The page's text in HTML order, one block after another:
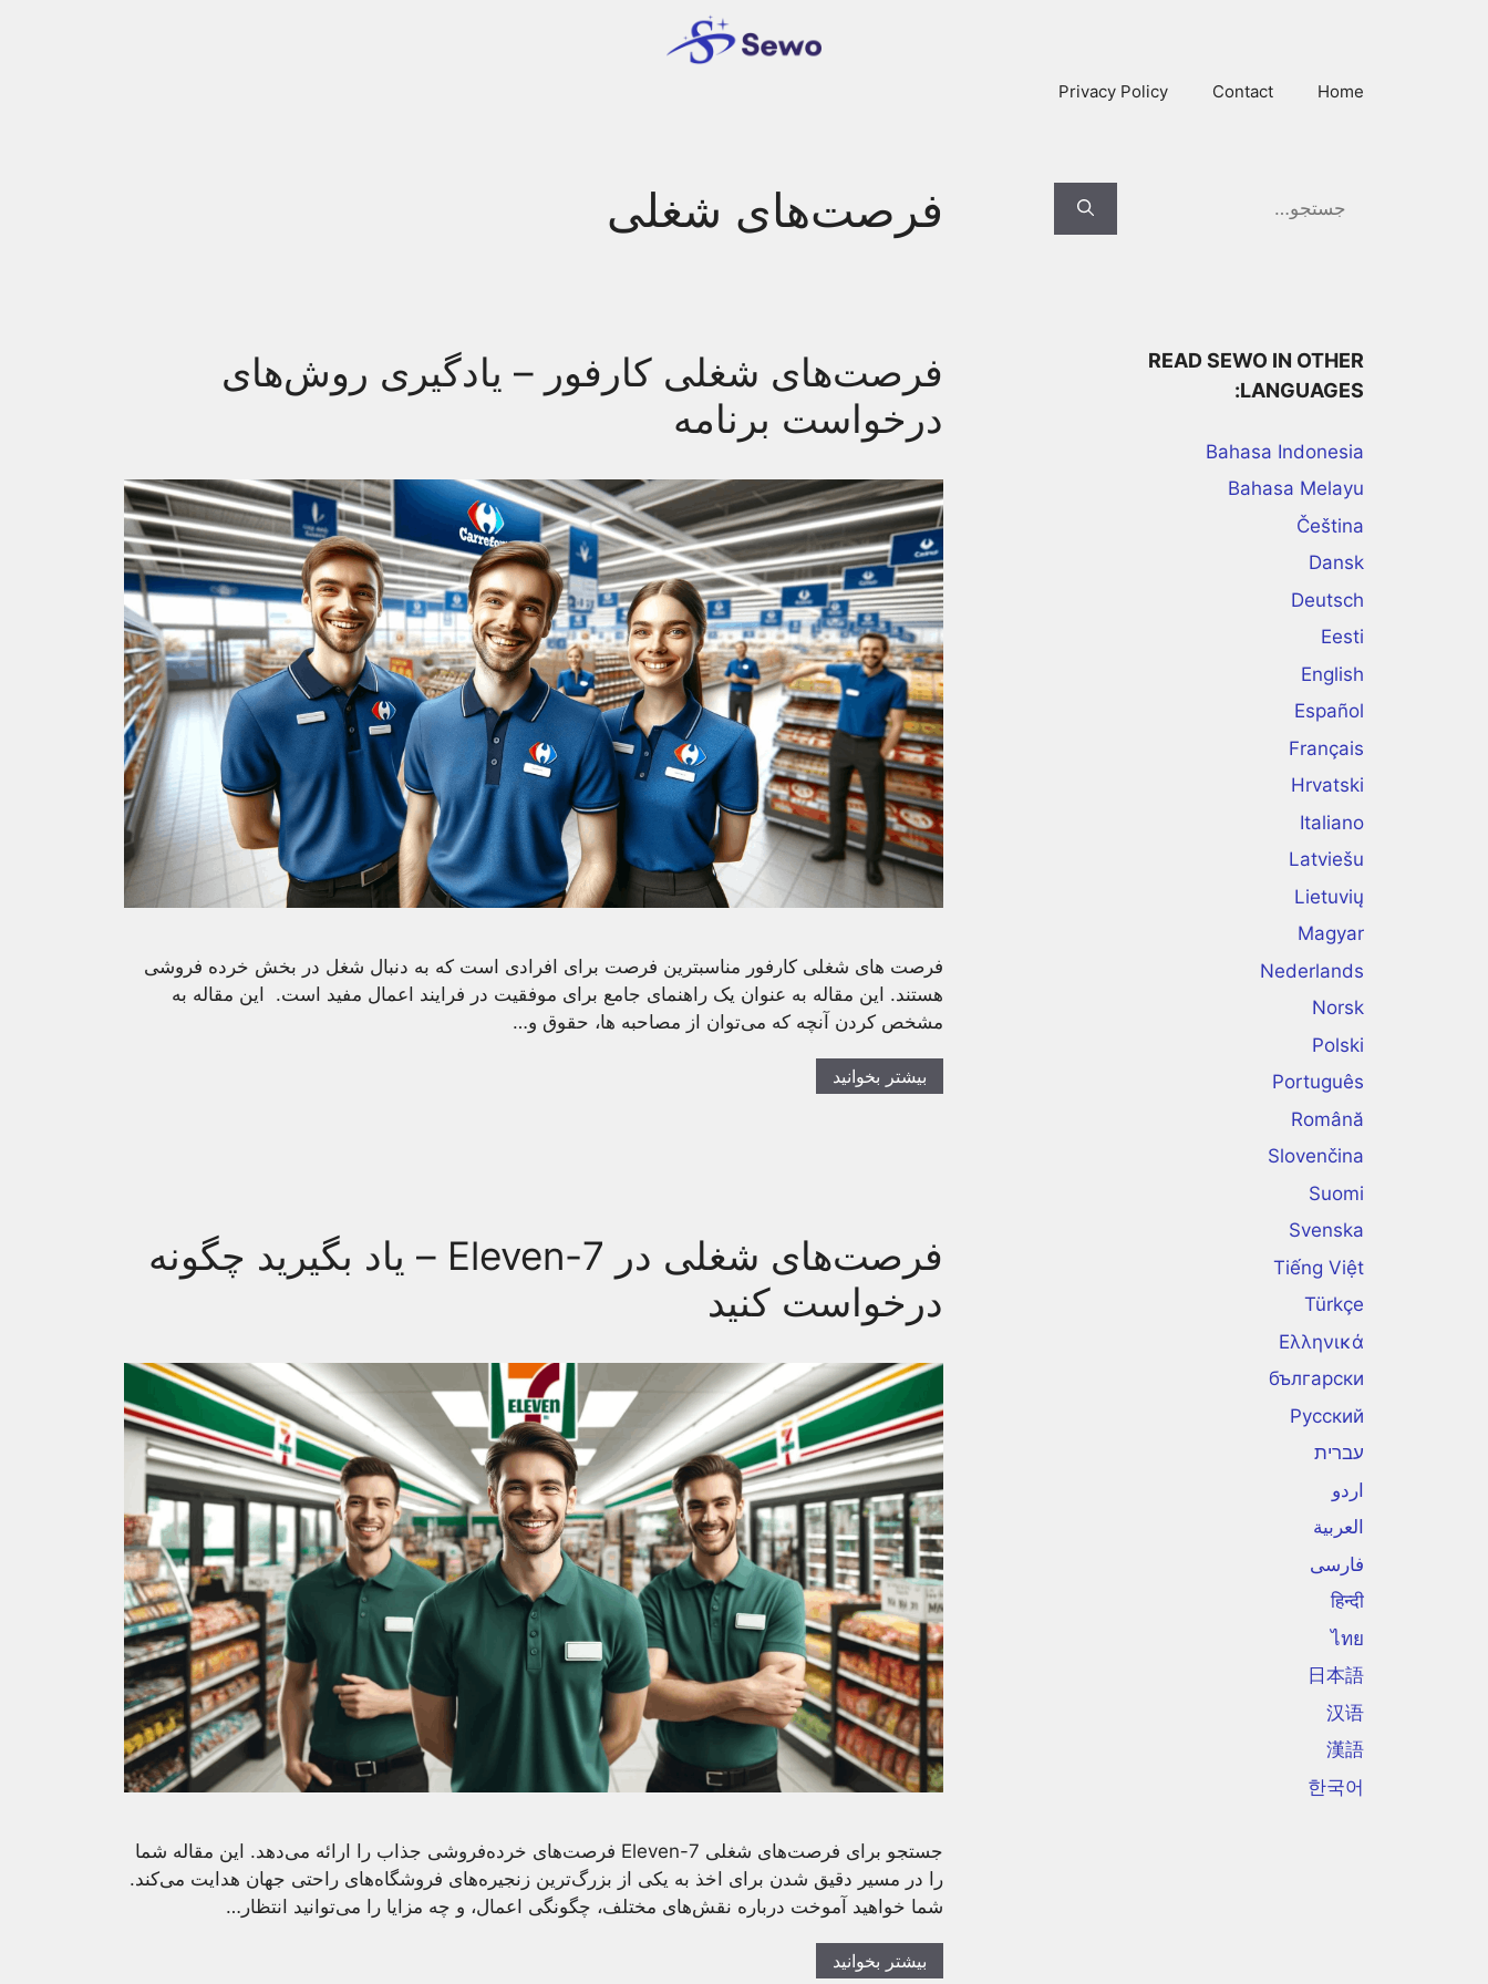
Home
Contact
Privacy Policy
فرصت‌های شغلی
فرصت‌های شغلی کارفور – یادگیری روش‌های
درخواست برنامه
فرصت های شغلی کارفور مناسبترین فرصت برای افرادی است که به دنبال شغل در بخش خرده فروشی
هستند. این مقاله به عنوان یک راهنمای جامع برای موفقیت در فرایند اعمال مفید است. این مقاله به
مشخص کردن آنچه که می‌توان از مصاحبه ها، حقوق و…
بیشتر بخوانید
فرصت‌های شغلی در 7-Eleven – یاد بگیرید چگونه
درخواست کنید
جستجو برای فرصت‌های شغلی 7-Eleven فرصت‌های خرده‌فروشی جذاب را ارائه می‌دهد. این مقاله شما
را در مسیر دقیق شدن برای اخذ به یکی از بزرگ‌ترین زنجیره‌های فروشگاه‌های راحتی جهان هدایت می‌کند.
شما خواهید آموخت درباره نقش‌های مختلف، چگونگی اعمال، و چه مزایا را می‌توانید انتظار…
بیشتر بخوانید
READ SEWO IN OTHER
LANGUAGES:
Bahasa Indonesia
Bahasa Melayu
Čeština
Dansk
Deutsch
Eesti
English
Español
Français
Hrvatski
Italiano
Latviešu
Lietuvių
Magyar
Nederlands
Norsk
Polski
Português
Română
Slovenčina
Suomi
Svenska
Tiếng Việt
Türkçe
Ελληνικά
български
Русский
עברית
اردو
العربية
فارسی
हिन्दी
ไทย
日本語
汉语
漢語
한국어